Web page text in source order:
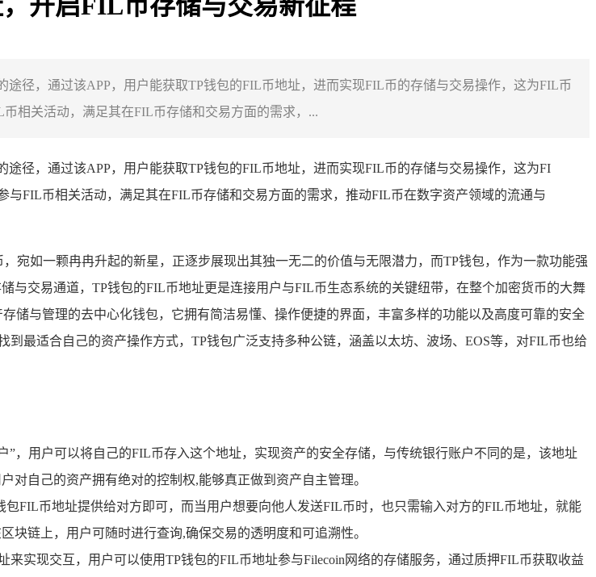
开启FIL币存储与交易新征程
径，通过该APP，用户能获取TP钱包的FIL币地址，进而实现FIL币的存储与交易操作，这为FIL币
相关活动，满足其在FIL币存储和交易方面的需求，...
途径，通过该APP，用户能获取TP钱包的FIL币地址，进而实现FIL币的存储与交易操作，这为FI
FIL币相关活动，满足其在FIL币存储和交易方面的需求，推动FIL币在数字资产领域的流通与
宛如一颗冉冉升起的新星，正逐步展现出其独一无二的价值与无限潜力，而TP钱包，作为一款功能强
与交易通道，TP钱包的FIL币地址更是连接用户与FIL币生态系统的关键纽带，在整个加密货币的大舞
储与管理的去中心化钱包，它拥有简洁易懂、操作便捷的界面，丰富多样的功能以及高度可靠的安全
最适合自己的资产操作方式，TP钱包广泛支持多种公链，涵盖以太坊、波场、EOS等，对FIL币也给
”，用户可以将自己的FIL币存入这个地址，实现资产的安全存储，与传统银行账户不同的是，该地址
自己的资产拥有绝对的控制权,能够真正做到资产自主管理。
FIL币地址提供给对方即可，而当用户想要向他人发送FIL币时，也只需输入对方的FIL币地址，就能
链上，用户可随时进行查询,确保交易的透明度和可追溯性。
实现交互，用户可以使用TP钱包的FIL币地址参与Filecoin网络的存储服务，通过质押FIL币获取收益